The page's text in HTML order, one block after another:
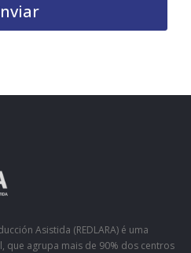
Asistida (REDLARA) é uma
que agrupa mais de 90% dos centros